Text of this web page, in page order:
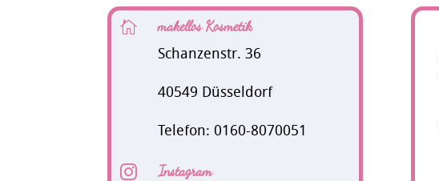
 makellos Kosmetik
Schanzenstr. 36
40549 Düsseldorf
Telefon: 0160-8070051
 Instagram